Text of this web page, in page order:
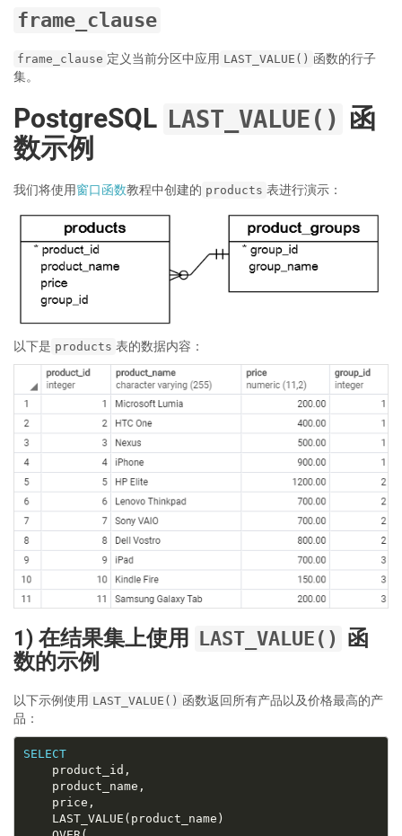
frame_clause
frame_clause 定义当前分区中应用 LAST_VALUE() 函数的行子
集。
PostgreSQL LAST_VALUE() 函
数示例
我们将使用窗口函数教程中创建的 products 表进行演示：
以下是 products 表的数据内容：
1) 在结果集上使用 LAST_VALUE() 函
数的示例
以下示例使用 LAST_VALUE() 函数返回所有产品以及价格最高的产
品：
SELECT